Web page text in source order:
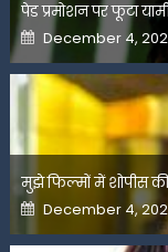
पेड प्रमोशन पर फूटा
Posted
on
December 4,
मुझे फिल्मों में शोपीस
Posted
on
December 4,